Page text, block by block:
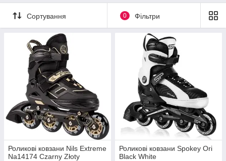
Сортування 0 Фільтри
Роликові ковзани Nils Extreme
Na14174 Czarny Złoty
Роликові ковзани Spokey Ori
Black White